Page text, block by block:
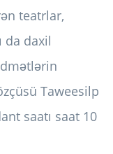
teatrlar,
da daxil
Taweesilp
saatı saat 10